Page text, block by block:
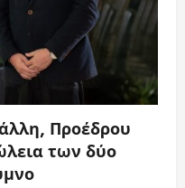
Προέδρου
των δύο